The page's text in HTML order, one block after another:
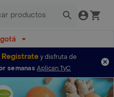
Regístratey disfruta de
semanas Aplican TyC